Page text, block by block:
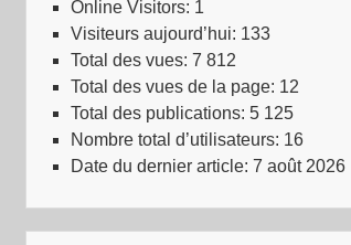
Online Visitors: 1
Visiteurs aujourd’hui: 133
Total des vues: 7 812
Total des vues de la page: 12
Total des publications: 5 125
Nombre total d’utilisateurs: 16
Date du dernier article: 7 août 2026